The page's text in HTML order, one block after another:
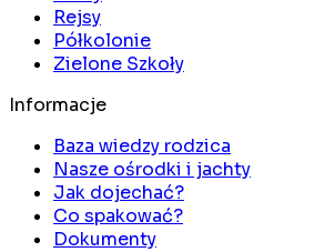
Rejsy
Półkolonie
Zielone Szkoły
Informacje
Baza wiedzy rodzica
Nasze ośrodki i jachty
Jak dojechać?
Co spakować?
Dokumenty